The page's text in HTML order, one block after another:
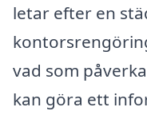
letar efter en
vad som
kan göra ett